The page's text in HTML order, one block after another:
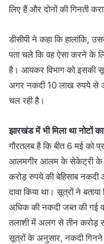
लिए हैं और दोनों की गिनती
डीसीपी ने कहा कि हालांकि,
पता चले कि वह ऐसा करने के
है। आयकर विभाग को इसकी
अगर नकदी 10 लाख रुपये से
चल रही है।
झारखंड में भी मिला था नोटों
गौरतलब है कि बीत 6 मई को
आलमगीर आलम के सेकेट्री के
करोड़ रुपये की बेहिसाब
दावा किया था। सूत्रों ने
अधिक की नकदी जब्त की गई
तलाशी में अलग से तीन करोड़
सूत्रों के अनुसार, नकदी गिनने